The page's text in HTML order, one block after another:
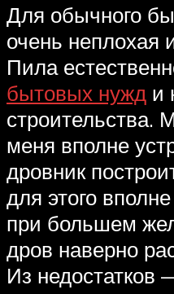
Для обычного
очень неплохая
Пила
бытовых нужд и
строительства.
меня вполне
дровник
для этого
при большем
дров наверно
Из